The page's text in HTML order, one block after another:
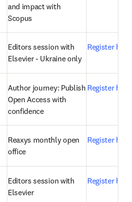
and impact with
Scopus
Editors session with
Elsevier - Ukraine only
Register here
Author journey: Publish
Open Access with
confidence
Register here
Reaxys monthly open
office
Register here
Editors session with
Elsevier
Register here